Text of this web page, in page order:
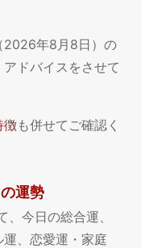
2026年8月8日）の
ドバイスをさせて
徴も併せてご確認く
運勢
今日の総合運、
、恋愛運・家庭